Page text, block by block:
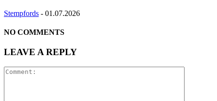
Stempfords - 01.07.2026
NO COMMENTS
LEAVE A REPLY